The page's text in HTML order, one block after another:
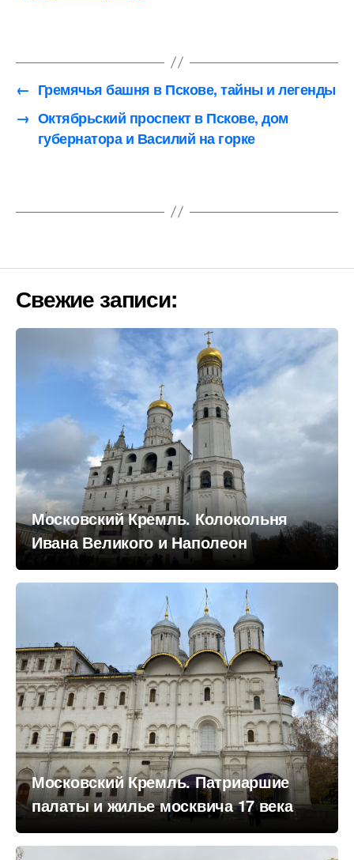
← Гремячья башня в Пскове, тайны и легенды
→ Октябрьский проспект в Пскове, дом
губернатора и Василий на горке
Свежие записи:
Московский Кремль. Колокольня
Ивана Великого и Наполеон
Московский Кремль. Патриаршие
палаты и жилье москвича 17 века